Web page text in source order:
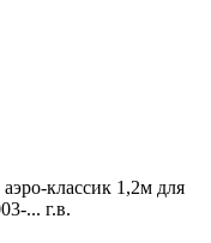
классик 1,2м для
... г.в.